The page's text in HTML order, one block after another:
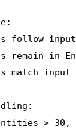
follow input
remain in
match input
> 30,